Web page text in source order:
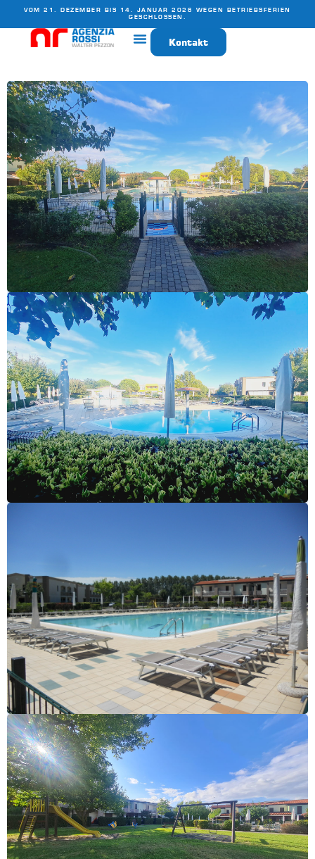
VOM 21. DEZEMBER BIS 14. JANUAR 2026 WEGEN BETRIEBSFERIEN
GESCHLOSSEN.
Kontakt